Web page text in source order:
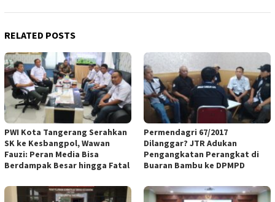
RELATED POSTS
PWI Kota Tangerang Serahkan
SK ke Kesbangpol, Wawan
Fauzi: Peran Media Bisa
Berdampak Besar hingga Fatal
Permendagri 67/2017
Dilanggar? JTR Adukan
Pengangkatan Perangkat di
Buaran Bambu ke DPMPD